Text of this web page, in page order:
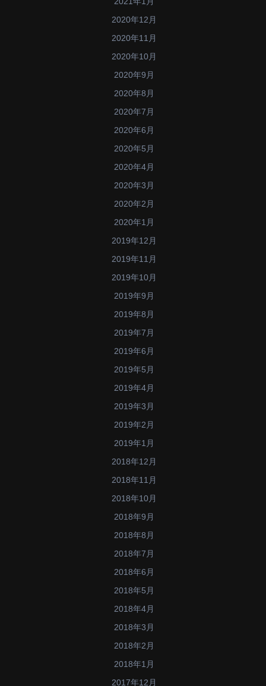
2020年12月
2020年11月
2020年10月
2020年9月
2020年8月
2020年7月
2020年6月
2020年5月
2020年4月
2020年3月
2020年2月
2020年1月
2019年12月
2019年11月
2019年10月
2019年9月
2019年8月
2019年7月
2019年6月
2019年5月
2019年4月
2019年3月
2019年2月
2019年1月
2018年12月
2018年11月
2018年10月
2018年9月
2018年8月
2018年7月
2018年6月
2018年5月
2018年4月
2018年3月
2018年2月
2018年1月
2017年12月